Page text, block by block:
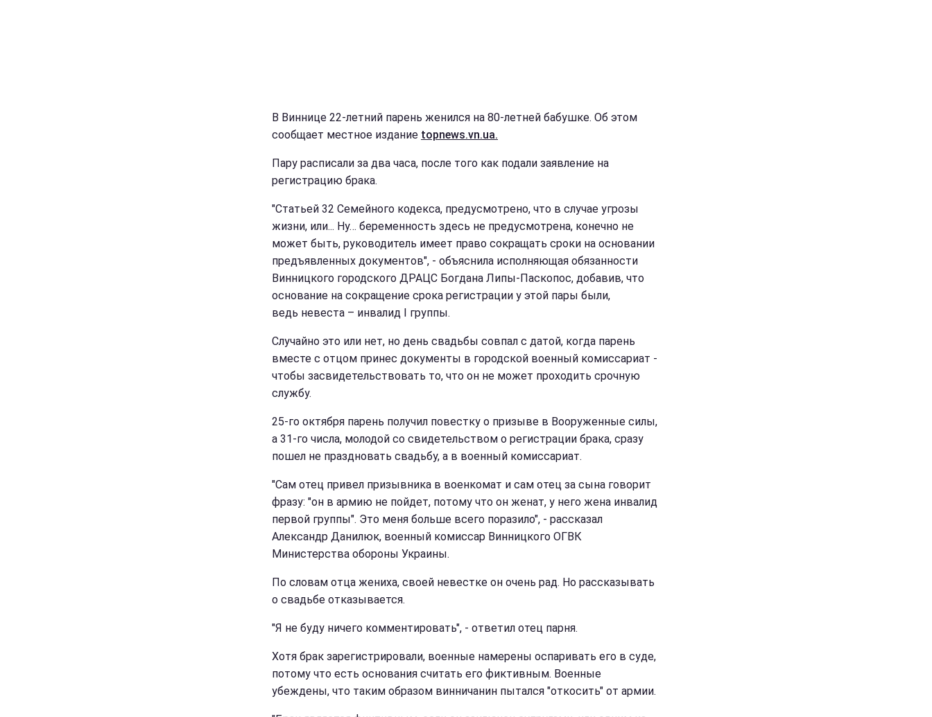
В Виннице 22-летний парень женился на 80-летней бабушке. Об этом
сообщает местное издание topnews.vn.ua.
Пару расписали за два часа, после того как подали заявление на
регистрацию брака.
"Статьей 32 Семейного кодекса, предусмотрено, что в случае угрозы
жизни, или... Ну… беременность здесь не предусмотрена, конечно не
может быть, руководитель имеет право сокращать сроки на основании
предъявленных документов", - объяснила исполняющая обязанности
Винницкого городского ДРАЦС Богдана Липы-Паскопос, добавив, что
основание на сокращение срока регистрации у этой пары были,
ведь невеста – инвалид І группы.
Случайно это или нет, но день свадьбы совпал с датой, когда парень
вместе с отцом принес документы в городской военный комиссариат -
чтобы засвидетельствовать то, что он не может проходить срочную
службу.
25-го октября парень получил повестку о призыве в Вооруженные силы,
а 31-го числа, молодой со свидетельством о регистрации брака, сразу
пошел не праздновать свадьбу, а в военный комиссариат.
"Сам отец привел призывника в военкомат и сам отец за сына говорит
фразу: "он в армию не пойдет, потому что он женат, у него жена инвалид
первой группы". Это меня больше всего поразило", - рассказал
Александр Данилюк, военный комиссар Винницкого ОГВК
Министерства обороны Украины.
По словам отца жениха, своей невестке он очень рад. Но рассказывать
о свадьбе отказывается.
"Я не буду ничего комментировать", - ответил отец парня.
Хотя брак зарегистрировали, военные намерены оспаривать его в суде,
потому что есть основания считать его фиктивным. Военные
убеждены, что таким образом винничанин пытался "откосить" от армии.